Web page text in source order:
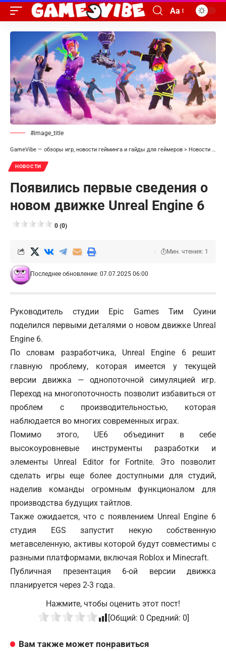
Aa
#image_title
GameVibe — обзоры игр, новости гейминга и гайды для геймеров > Новости
НОВОСТИ
Появились первые сведения о
новом движке Unreal Engine 6
0 (0)
Последнее обновление: 07.07.2025 06:00
Мин. чтения: 1
Руководитель студии Epic Games Тим Суини
поделился первыми деталями о новом движке Unreal
Engine 6.
По словам разработчика, Unreal Engine 6 решит
главную проблему, которая имеется у текущей
версии движка — однопоточной симуляцией игр.
Переход на многопоточность позволит избавиться от
проблем с производительностью, которая
наблюдается во многих современных играх.
Помимо этого, UE6 объединит в себе
высокоуровневые инструменты разработки и
элементы Unreal Editor for Fortnite. Это позволит
сделать игры еще более доступными для студий,
наделив команды огромным функционалом для
производства будущих тайтлов.
Также ожидается, что с появлением Unreal Engine 6
студия EGS запустит некую собственную
метавселенную, активы которой будут совместимы с
разными платформами, включая Roblox и Minecraft.
Публичная презентация 6-ой версии движка
планируется через 2-3 года.
Нажмите, чтобы оценить этот пост!
[Общий: 0 Средний: 0]
Вам также может понравиться